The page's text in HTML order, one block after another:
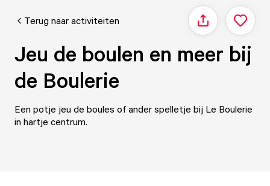
Terug naar activiteiten Delen
Jeu de boulen en meer bij
de Boulerie
Een potje jeu de boules of ander spelletje bij Le Boulerie
in hartje centrum.